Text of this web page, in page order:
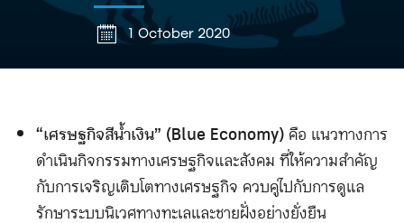
1 October 2020
“เศรษฐกิจสีน้ำเงิน” (Blue Economy)คือ แนวทางการ
ดำเนินกิจกรรมทางเศรษฐกิจและสังคม ที่ให้ความสำคัญ
กับการเจริญเติบโตทางเศรษฐกิจ ควบคู่ไปกับการดูแล
รักษาระบบนิเวศทางทะเลและชายฝั่งอย่างยั่งยืน